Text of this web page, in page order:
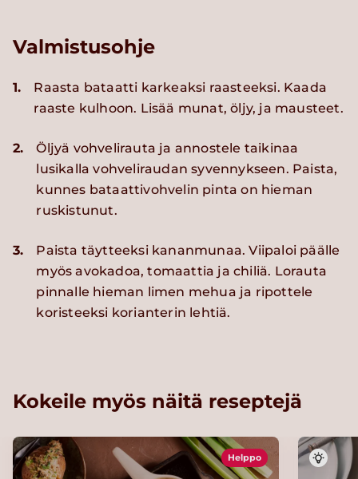
Valmistusohje
1.
Raasta bataatti karkeaksi raasteeksi. Kaada
raaste kulhoon. Lisää munat, öljy, ja mausteet.
2.
Öljyä vohvelirauta ja annostele taikinaa
lusikalla vohveliraudan syvennykseen. Paista,
kunnes bataattivohvelin pinta on hieman
ruskistunut.
3.
Paista täytteeksi kananmunaa. Viipaloi päälle
myös avokadoa, tomaattia ja chiliä. Lorauta
pinnalle hieman limen mehua ja ripottele
koristeeksi korianterin lehtiä.
Kokeile myös näitä reseptejä
Helppo